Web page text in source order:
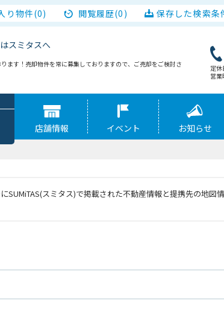
り物件(0) 閲覧履歴(0) 保存した検索条
スミタスへ
ます！売却物件を常に募集しておりますので、ご売却をご検討さ
定
営
店舗情報 イベント お知らせ
スミタス)で掲載された不動産情報と提携先の地図